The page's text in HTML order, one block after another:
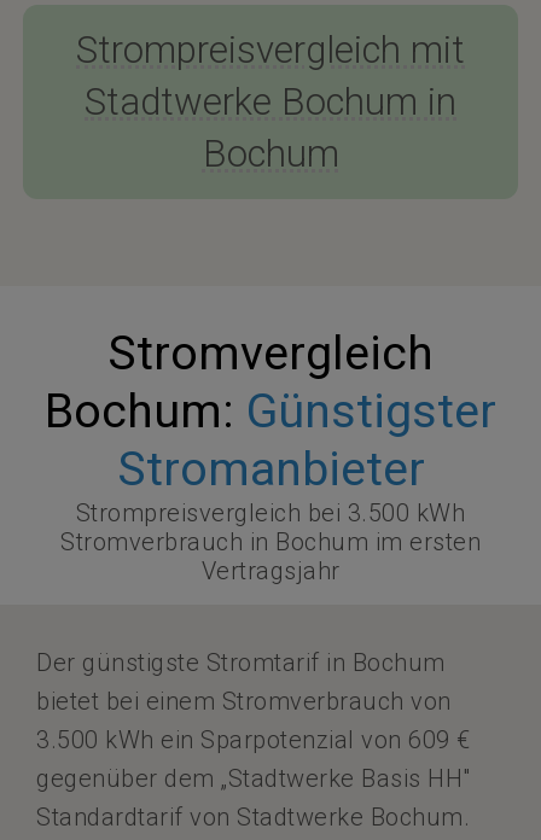
Strompreisvergleich mit
Stadtwerke Bochum in
Bochum
Stromvergleich
Bochum: Günstigster
Stromanbieter
Strompreisvergleich bei 3.500 kWh
Stromverbrauch in Bochum im ersten
Vertragsjahr
Der günstigste Stromtarif in Bochum
bietet bei einem Stromverbrauch von
3.500 kWh ein Sparpotenzial von 609 €
gegenüber dem „Stadtwerke Basis HH"
Standardtarif von Stadtwerke Bochum.